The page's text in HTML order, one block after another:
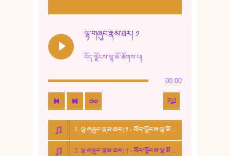
15. ཤམ་པ་ལ་ཡི་སྲས་མོ།
16. ལྷ་བུ་དར་བུ།
17. ང་བོད་པ་ཡིན། - ཕུར་བུ་རྣམ་རྒྱལ།
18. ང་ལ་བྱམས་པའི་ཨ་མ།
ལྷ་གཞུང་རྣམ་ཐར། ༡
བོད་ལྗོངས་ལྷ་མོ་ཚོགས་པ།
00:00
1. ལྷ་གཞུང་རྣམ་ཐར། ༡ - བོད་ལྗོངས་ལྷ་མོ་ཚོགས་པ།
2. ལྷ་གཞུང་རྣམ་ཐར། ༢ - བོད་ལྗོངས་ལྷ་མོ་ཚོགས་པ།